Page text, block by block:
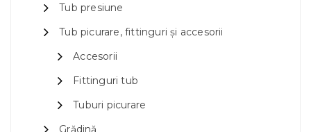
Tub presiune
Tub picurare, fittinguri și accesorii
Accesorii
Fittinguri tub
Tuburi picurare
Grădină